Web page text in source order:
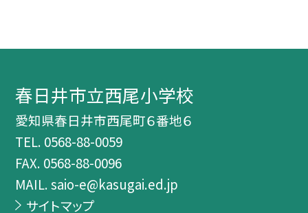
春日井市立西尾小学校
愛知県春日井市西尾町６番地６
TEL. 0568-88-0059
FAX. 0568-88-0096
MAIL. saio-e@kasugai.ed.jp
サイトマップ